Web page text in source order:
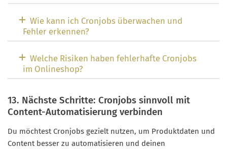
Wie kann ich Cronjobs überwachen und
Fehler erkennen?
Welche Risiken haben fehlerhafte Cronjobs
im Onlineshop?
13. Nächste Schritte: Cronjobs sinnvoll mit
Content-Automatisierung verbinden
Du möchtest Cronjobs gezielt nutzen, um Produktdaten und
Content besser zu automatisieren und deinen